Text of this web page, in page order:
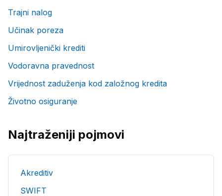
Trajni nalog
Učinak poreza
Umirovljenički krediti
Vodoravna pravednost
Vrijednost zaduženja kod založnog kredita
Životno osiguranje
Najtraženiji pojmovi
Akreditiv
SWIFT